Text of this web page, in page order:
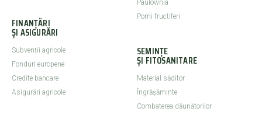
FINANȚĂRI
ȘI ASIGURĂRI
Subvenții agricole
Fonduri europene
Credite bancare
Asigurări agricole
Paulownia
Pomi fructiferi
SEMINȚE
ȘI FITOSANITARE
Material săditor
Îngrășăminte
Combaterea dăunătorilor